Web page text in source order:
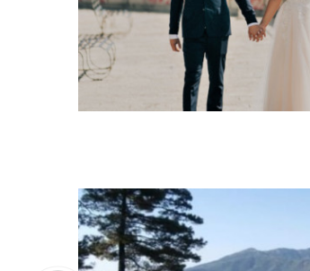
Ślub
Ślub cywilny